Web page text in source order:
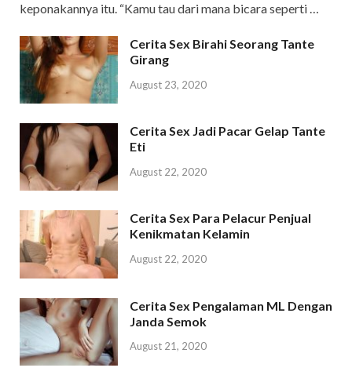
keponakannya itu. “Kamu tau dari mana bicara seperti …
Cerita Sex Birahi Seorang Tante
Girang
August 23, 2020
Cerita Sex Jadi Pacar Gelap Tante
Eti
August 22, 2020
Cerita Sex Para Pelacur Penjual
Kenikmatan Kelamin
August 22, 2020
Cerita Sex Pengalaman ML Dengan
Janda Semok
August 21, 2020